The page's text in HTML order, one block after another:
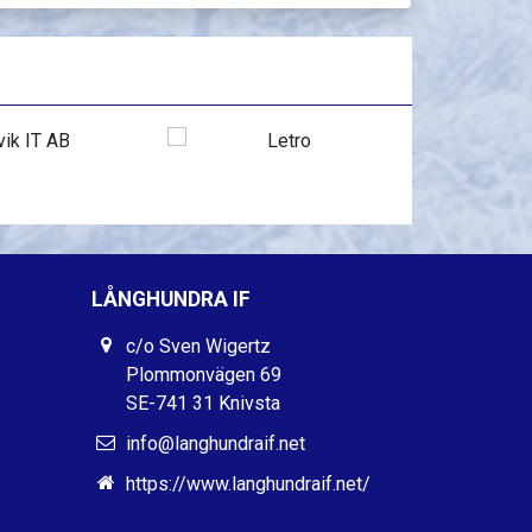
LÅNGHUNDRA IF
c/o Sven Wigertz
Plommonvägen 69
SE-741 31 Knivsta
info@langhundraif.net
https://www.langhundraif.net/